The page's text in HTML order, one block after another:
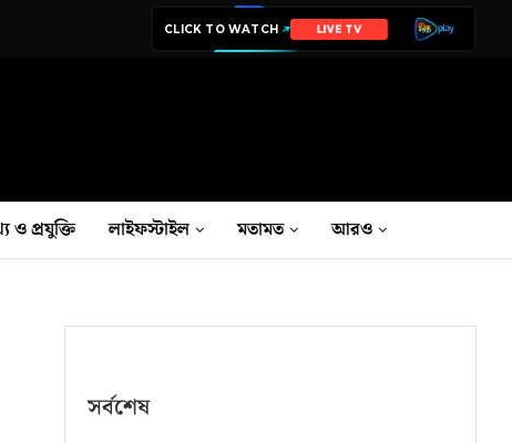
CLICK TO WATCH LIVE TV
ও প্রযুক্তি লাইফস্টাইল মতামত আরও
সর্বশেষ